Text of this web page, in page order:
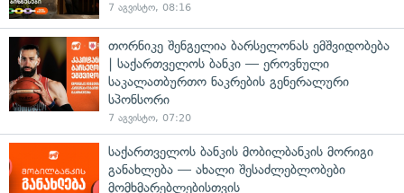
7 აგვისტო, 08:16
თორნიკე შენგელია ბარსელონას ემშვიდობება
| საქართველოს ბანკი — ეროვნული
საკალათბურთო ნაკრების გენერალური
სპონსორი
7 აგვისტო, 07:20
საქართველოს ბანკის მობილბანკის მორიგი
განახლება — ახალი შესაძლებლობები
მომხმარებლებისთვის